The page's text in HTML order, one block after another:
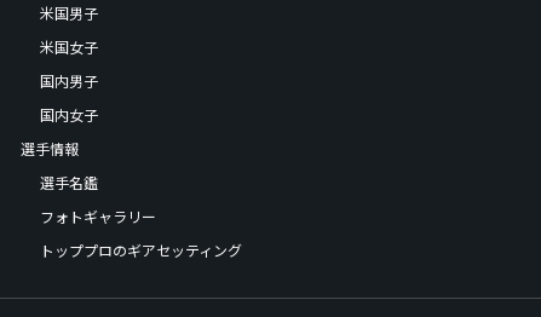
米国男子
米国女子
国内男子
国内女子
選手情報
選手名鑑
フォトギャラリー
トッププロのギアセッティング